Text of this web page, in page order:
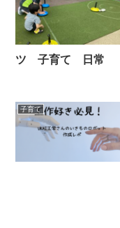
ツ 子育て 日常
子育て